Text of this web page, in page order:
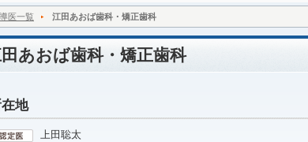
医一覧 江田あおば歯科・矯正歯科
あおば歯科・矯正歯科
地
上田聡太